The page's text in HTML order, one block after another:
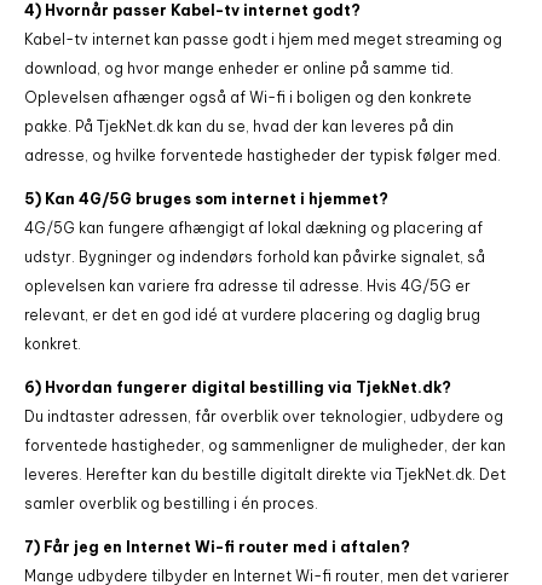
4) Hvornår passer Kabel-tv internet godt?
Kabel-tv internet kan passe godt i hjem med meget streaming og
download, og hvor mange enheder er online på samme tid.
Oplevelsen afhænger også af Wi-fi i boligen og den konkrete
pakke. På TjekNet.dk kan du se, hvad der kan leveres på din
adresse, og hvilke forventede hastigheder der typisk følger med.
5) Kan 4G/5G bruges som internet i hjemmet?
4G/5G kan fungere afhængigt af lokal dækning og placering af
udstyr. Bygninger og indendørs forhold kan påvirke signalet, så
oplevelsen kan variere fra adresse til adresse. Hvis 4G/5G er
relevant, er det en god idé at vurdere placering og daglig brug
konkret.
6) Hvordan fungerer digital bestilling via TjekNet.dk?
Du indtaster adressen, får overblik over teknologier, udbydere og
forventede hastigheder, og sammenligner de muligheder, der kan
leveres. Herefter kan du bestille digitalt direkte via TjekNet.dk. Det
samler overblik og bestilling i én proces.
7) Får jeg en Internet Wi-fi router med i aftalen?
Mange udbydere tilbyder en Internet Wi-fi router, men det varierer